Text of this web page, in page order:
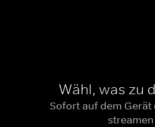
Wähl, was zu
Sofort auf dem Gerät
streamen